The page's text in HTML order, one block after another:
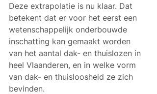
Deze extrapolatie is nu klaar. Dat
betekent dat er voor het eerst een
wetenschappelijk onderbouwde
inschatting kan gemaakt worden
van het aantal dak- en thuislozen in
heel Vlaanderen, en in welke vorm
van dak- en thuisloosheid ze zich
bevinden.